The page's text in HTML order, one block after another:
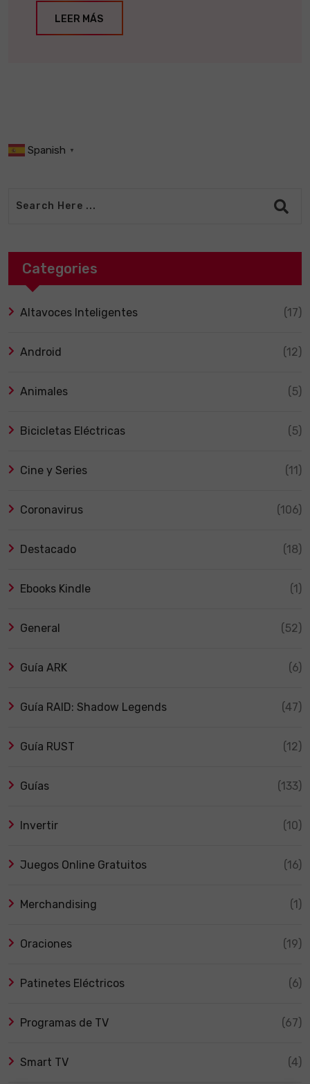
LEER MÁS
Spanish ▼
Categories
Altavoces Inteligentes (17)
Android (12)
Animales (5)
Bicicletas Eléctricas (5)
Cine y Series (11)
Coronavirus (106)
Destacado (18)
Ebooks Kindle (1)
General (52)
Guía ARK (6)
Guía RAID: Shadow Legends (47)
Guía RUST (12)
Guías (133)
Invertir (10)
Juegos Online Gratuitos (16)
Merchandising (1)
Oraciones (19)
Patinetes Eléctricos (6)
Programas de TV (67)
Smart TV (4)